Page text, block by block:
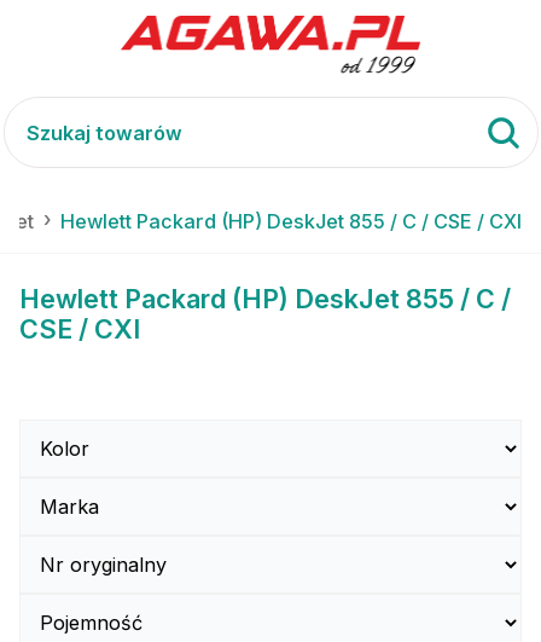
Hewlett Packard (HP) DeskJet 855 / C / CSE / CXI
Hewlett Packard (HP) DeskJet 855 / C /
CSE / CXI